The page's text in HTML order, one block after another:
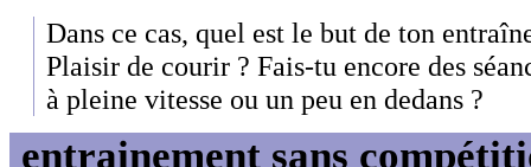
Dans ce cas, quel est le but de ton
Plaisir de courir ? Fais-tu encore des
à pleine vitesse ou un peu en dedans ?
entrainement sans